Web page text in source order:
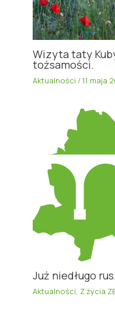
Wizyta taty
tożsamości.
Aktualności /11 maja
Już niedługo
Aktualności, Z życia